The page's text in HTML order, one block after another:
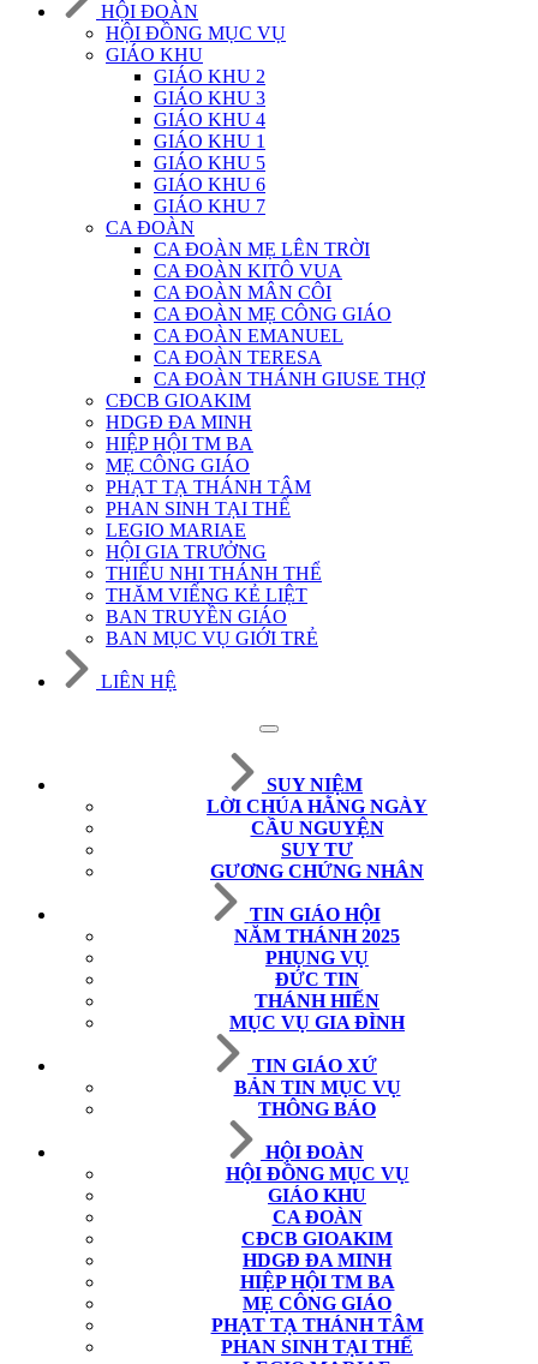
HỘI ĐOÀN
HỘI ĐỒNG MỤC VỤ
GIÁO KHU
GIÁO KHU 2
GIÁO KHU 3
GIÁO KHU 4
GIÁO KHU 1
GIÁO KHU 5
GIÁO KHU 6
GIÁO KHU 7
CA ĐOÀN
CA ĐOÀN MẸ LÊN TRỜI
CA ĐOÀN KITÔ VUA
CA ĐOÀN MÂN CÔI
CA ĐOÀN MẸ CÔNG GIÁO
CA ĐOÀN EMANUEL
CA ĐOÀN TERESA
CA ĐOÀN THÁNH GIUSE THỢ
CĐCB GIOAKIM
HDGĐ ĐA MINH
HIỆP HỘI TM BA
MẸ CÔNG GIÁO
PHẠT TẠ THÁNH TÂM
PHAN SINH TẠI THẾ
LEGIO MARIAE
HỘI GIA TRƯỞNG
THIẾU NHI THÁNH THỂ
THĂM VIẾNG KẺ LIỆT
BAN TRUYỀN GIÁO
BAN MỤC VỤ GIỚI TRẺ
LIÊN HỆ
SUY NIỆM
LỜI CHÚA HẰNG NGÀY
CẦU NGUYỆN
SUY TƯ
GƯƠNG CHỨNG NHÂN
TIN GIÁO HỘI
NĂM THÁNH 2025
PHỤNG VỤ
ĐỨC TIN
THÁNH HIẾN
MỤC VỤ GIA ĐÌNH
TIN GIÁO XỨ
BẢN TIN MỤC VỤ
THÔNG BÁO
HỘI ĐOÀN
HỘI ĐỒNG MỤC VỤ
GIÁO KHU
CA ĐOÀN
CĐCB GIOAKIM
HDGĐ ĐA MINH
HIỆP HỘI TM BA
MẸ CÔNG GIÁO
PHẠT TẠ THÁNH TÂM
PHAN SINH TẠI THẾ